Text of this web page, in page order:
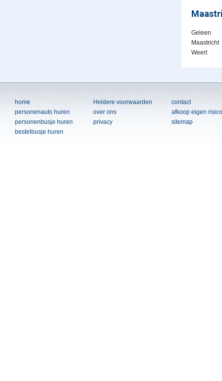
Geleen
Maastricht
Weert
home Heldere voorwaarden
contact
personenauto huren
over ons
afkoop eigen risico
personenbusje huren
privacy
sitemap
bestelbusje huren